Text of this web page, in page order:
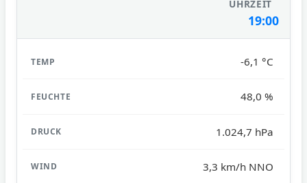
19:00
-6,1 °C
48,0 %
1.024,7 hPa
3,3 km/h NNO